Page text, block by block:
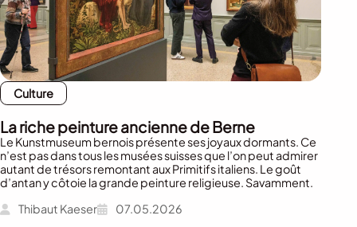
Culture
La riche peinture ancienne de Berne
Le Kunstmuseum bernois présente ses joyaux dormants. Ce
n’est pas dans tous les musées suisses que l’on peut admirer
autant de trésors remontant aux Primitifs italiens. Le goût
d’antan y côtoie la grande peinture religieuse. Savamment.
Thibaut Kaeser
07.05.2026